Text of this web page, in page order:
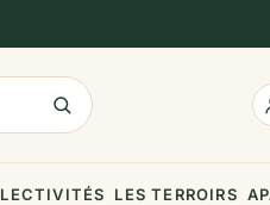
LES TERROIRS